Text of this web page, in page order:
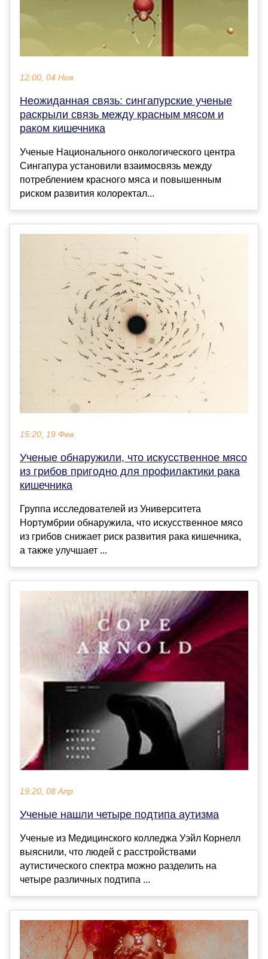
12:00, 04 Ноя
Неожиданная связь: сингапурские ученые
раскрыли связь между красным мясом и
раком кишечника
Ученые Национального онкологического центра
Сингапура установили взаимосвязь между
потреблением красного мяса и повышенным
риском развития колоректал...
15:20, 19 Фев
Ученые обнаружили, что искусственное мясо
из грибов пригодно для профилактики рака
кишечника
Группа исследователей из Университета
Нортумбрии обнаружила, что искусственное мясо
из грибов снижает риск развития рака кишечника,
а также улучшает ...
19:20, 08 Апр
Ученые нашли четыре подтипа аутизма
Ученые из Медицинского колледжа Уэйл Корнелл
выяснили, что людей с расстройствами
аутистического спектра можно разделить на
четыре различных подтипа ...